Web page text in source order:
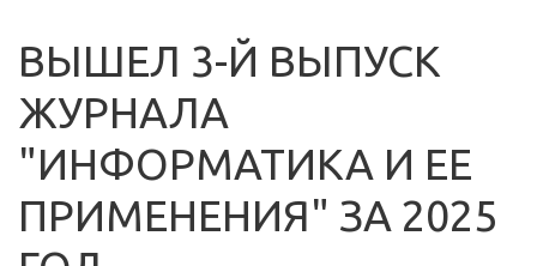
ВЫШЕЛ 3-Й ВЫПУСК
ЖУРНАЛА
"ИНФОРМАТИКА И ЕЕ
ПРИМЕНЕНИЯ" ЗА 2025